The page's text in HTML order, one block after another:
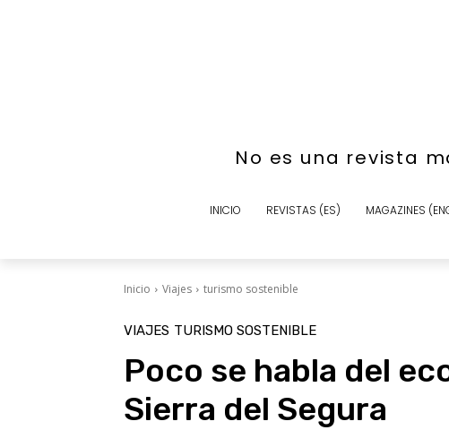
No es una revista
INICIO REVISTAS (ES) MAGAZINES
Inicio Viajes turismo sostenible
VIAJES TURISMO SOSTENIBLE
Poco se habla del
Sierra del Segura